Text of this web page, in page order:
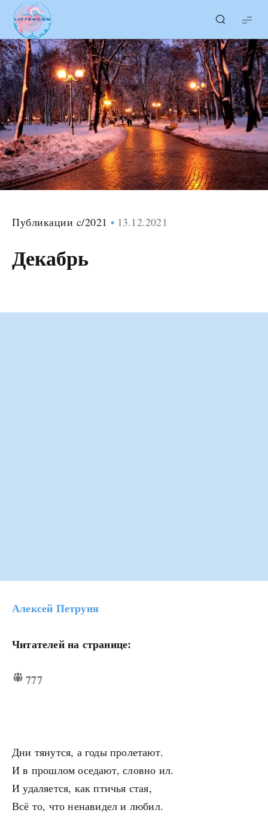
LITTERcon
Публикации c/2021 13.12.2021
Декабрь
Алексей Петруня
Читателей на странице:
777
Дни тянутся, а годы пролетают.
И в прошлом оседают, словно ил.
И удаляется, как птичья стая,
Всё то, что ненавидел и любил.